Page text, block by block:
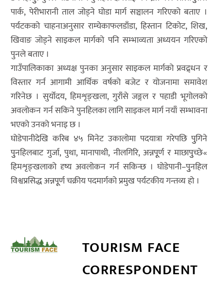
पार्क, पेरीभारानी ताल जोड्ने घोडा मार्ग सञ्चालन गरिएको बताए ।
पर्यटकको चाहनाअनुसार राम्चेकाफलडाँडा, हिस्तान टिकोट, शिख,
खिवाङ जोड्ने साइकल मार्गको पनि सम्भाव्यता अध्ययन गरिएको
पुनले बताए ।
गाउँपालिकाका अध्यक्ष पुनका अनुसार साइकल मार्गको प्रवद्र्धन र
विस्तार गर्न आगामी आर्थिक वर्षको बजेट र योजनामा समावेश
गरिनेछ । सुर्योदय, हिमशृङ्खला, गुराँसे जङ्गल र पहाडी भूगोलको
अवलोकन गर्न सकिने पुनहिलका लागि साइकल मार्ग नयाँ सम्भावना
भएको उनको भनाइ छ ।
घोडेपानीदेखि करिब ४५ मिनेट उकालोमा पदयात्रा गरेपछि पुुगिने
पुुनहिलबाट गुर्जा, पुथा, मानापाथी, नीलगिरि, अन्नपूूर्ण र माछापुुच्छे«
हिमशृङ्खलाको दृष्य अवलोकन गर्न सकिन्छ । घोडेपानी–पुुनहिल
विश्वप्रसिद्ध अन्नपूूर्ण चक्रीय पदमार्गको प्रमुख पर्यटकीय गन्तव्य हो ।
TOURISM FACE
CORRESPONDENT